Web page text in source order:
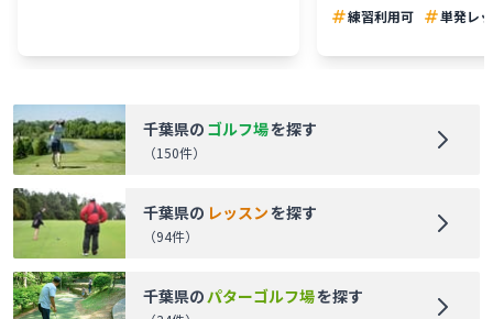
練習利用可
単発レ
千葉県の ゴルフ場を探す
（150件）
千葉県の レッスンを探す
（94件）
千葉県の パターゴルフ場を探す